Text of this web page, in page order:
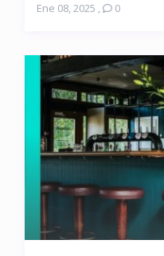
Ene 08, 2025 , 0